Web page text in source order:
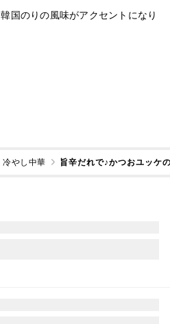
国のりの風味がアクセントになり
冷やし中華 旨辛だれで♪かつおユッケ